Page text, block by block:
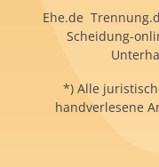
Ehe.de
Scheidung-
*) Alle
handverlesene